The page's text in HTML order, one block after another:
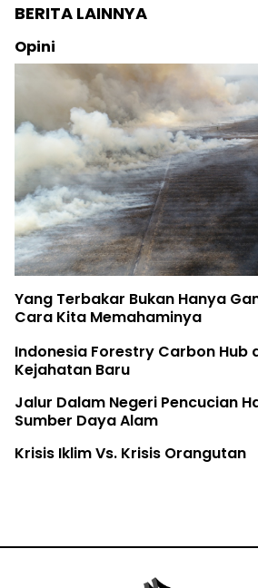
BERITA LAINNYA
Birute Galdikas, Ibu
The Earth Belongs to
Rifya Melawan
Fatur Meronda